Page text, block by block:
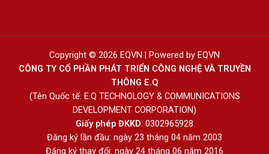
Copyright © 2026 EQVN | Powered by EQVN
CÔNG TY CỔ PHẦN PHÁT TRIỂN CÔNG NGHỆ VÀ TRUYỀN
THÔNG E.Q
(Tên Quốc tế: E.Q TECHNOLOGY & COMMUNICATIONS
DEVELOPMENT CORPORATION)
Giấy phép ĐKKD: 0302965928
Đăng ký lần đầu: ngày 23 tháng 04 năm 2003
Đăng ký thay đổi: ngày 24 tháng 06 năm 2016